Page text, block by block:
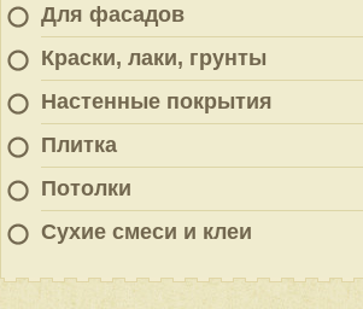
Для фасадов
Краски, лаки, грунты
Настенные покрытия
Плитка
Потолки
Сухие смеси и клеи